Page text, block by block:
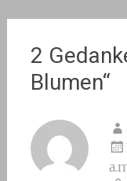
2
Blumen“